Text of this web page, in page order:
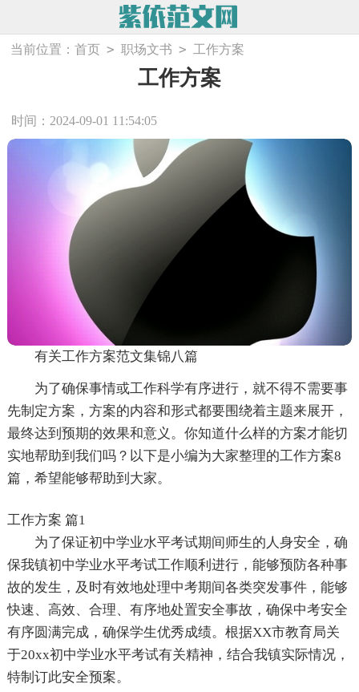
当前位置：首页 > 职场文书 > 工作方案
工作方案
时间：2024-09-01 11:54:05
有关工作方案范文集锦八篇
为了确保事情或工作科学有序进行，就不得不需要事
先制定方案，方案的内容和形式都要围绕着主题来展开，
最终达到预期的效果和意义。你知道什么样的方案才能切
实地帮助到我们吗？以下是小编为大家整理的工作方案8
篇，希望能够帮助到大家。
工作方案 篇1
为了保证初中学业水平考试期间师生的人身安全，确
保我镇初中学业水平考试工作顺利进行，能够预防各种事
故的发生，及时有效地处理中考期间各类突发事件，能够
快速、高效、合理、有序地处置安全事故，确保中考安全
有序圆满完成，确保学生优秀成绩。根据XX市教育局关
于20xx初中学业水平考试有关精神，结合我镇实际情况，
特制订此安全预案。